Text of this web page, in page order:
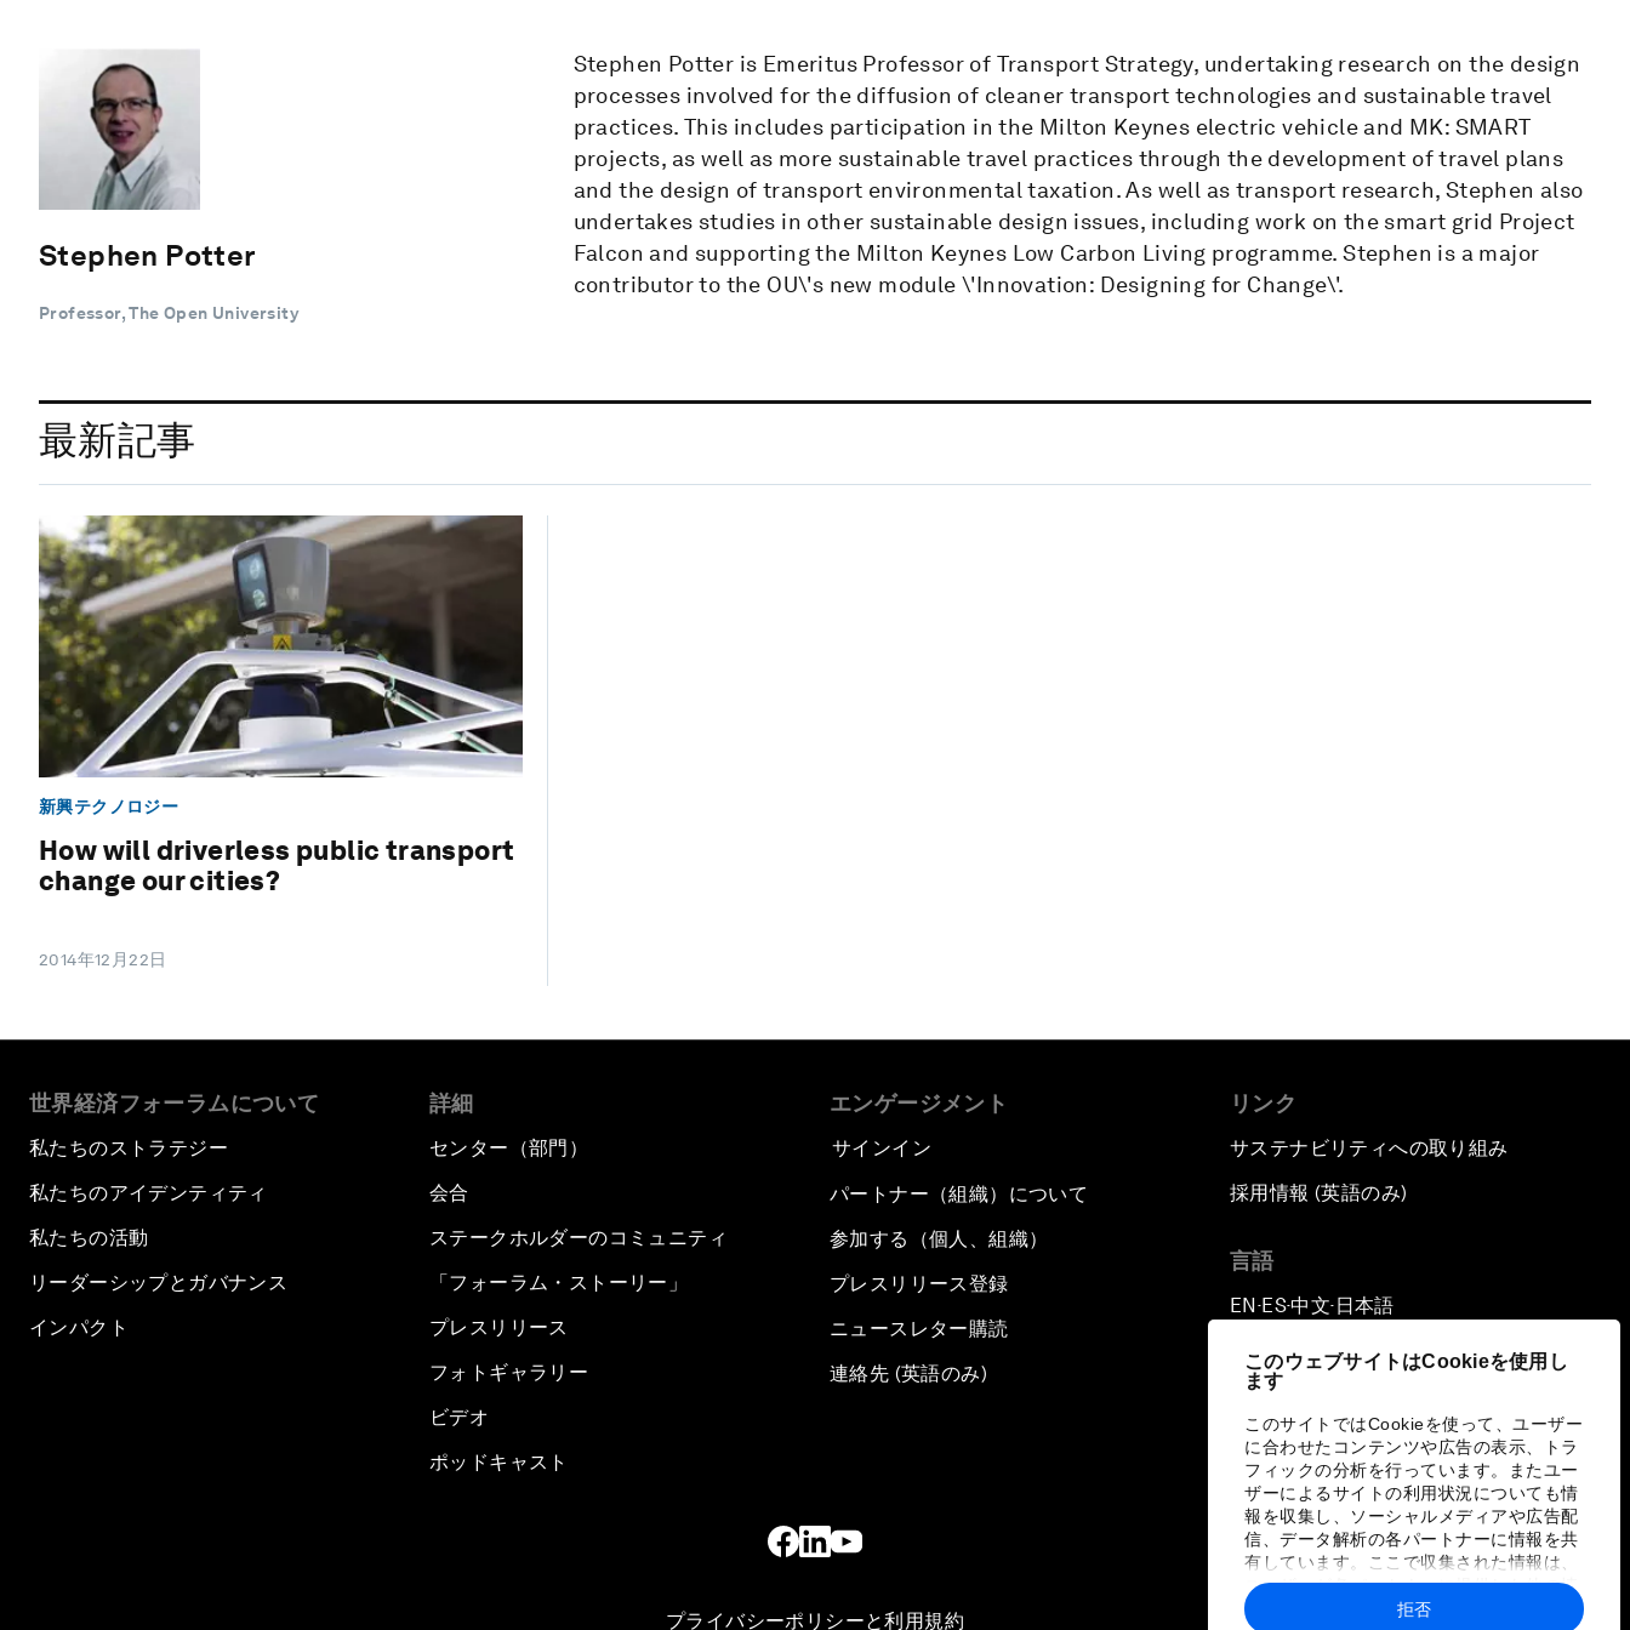
このウェブサイトはCookieを使用し
ます
このサイトではCookieを使って、ユーザー
に合わせたコンテンツや広告の表示、トラ
フィックの分析を行っています。またユー
ザーによるサイトの利用状況についても情
報を収集し、ソーシャルメディアや広告配
信、データ解析の各パートナーに情報を共
有しています。ここで収集された情報は、
ユーザーが各パートナーに提供した他の情
報や各パートナーのサービスを使用した際
拒否
Stephen Potter
Professor, The Open University
Stephen Potter is Emeritus Professor of Transport Strategy, undertaking research on the design
processes involved for the diffusion of cleaner transport technologies and sustainable travel
practices. This includes participation in the Milton Keynes electric vehicle and MK: SMART
projects, as well as more sustainable travel practices through the development of travel plans
and the design of transport environmental taxation. As well as transport research, Stephen also
undertakes studies in other sustainable design issues, including work on the smart grid Project
Falcon and supporting the Milton Keynes Low Carbon Living programme. Stephen is a major
contributor to the OU\'s new module \'Innovation: Designing for Change\'.
最新記事
新興テクノロジー
How will driverless public transport
change our cities?
2014年12月22日
世界経済フォーラムについて
私たちのストラテジー
私たちのアイデンティティ
私たちの活動
リーダーシップとガバナンス
インパクト
詳細
センター（部門）
会合
ステークホルダーのコミュニティ
「フォーラム・ストーリー」
プレスリリース
フォトギャラリー
ビデオ
ポッドキャスト
エンゲージメント
サインイン
パートナー（組織）について
参加する（個人、組織）
プレスリリース登録
ニュースレター購読
連絡先 (英語のみ)
リンク
サステナビリティへの取り組み
採用情報 (英語のみ)
言語
EN ▪ ES▪中文▪ 日本語
プライバシーポリシーと利用規約